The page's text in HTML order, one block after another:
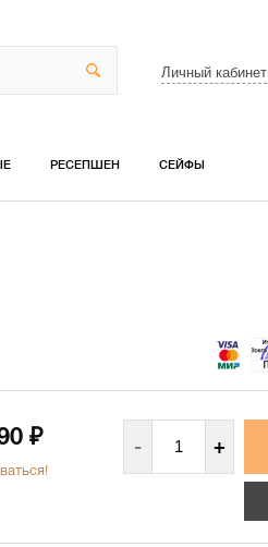
Личный кабинет
РЕСЕПШЕН СЕЙФЫ
₽ - +